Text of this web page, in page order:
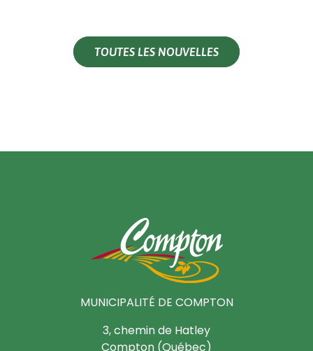
TOUTES LES NOUVELLES
MUNICIPALITÉ DE COMPTON
3, chemin de Hatley
Compton (Québec)